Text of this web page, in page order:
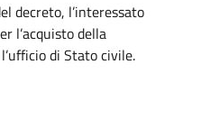
decreto, l’interessato
l’acquisto della
di Stato civile.